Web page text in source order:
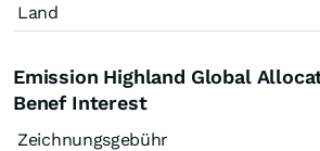
Land
Emission Highland Global
Benef Interest
Zeichnungsgebühr